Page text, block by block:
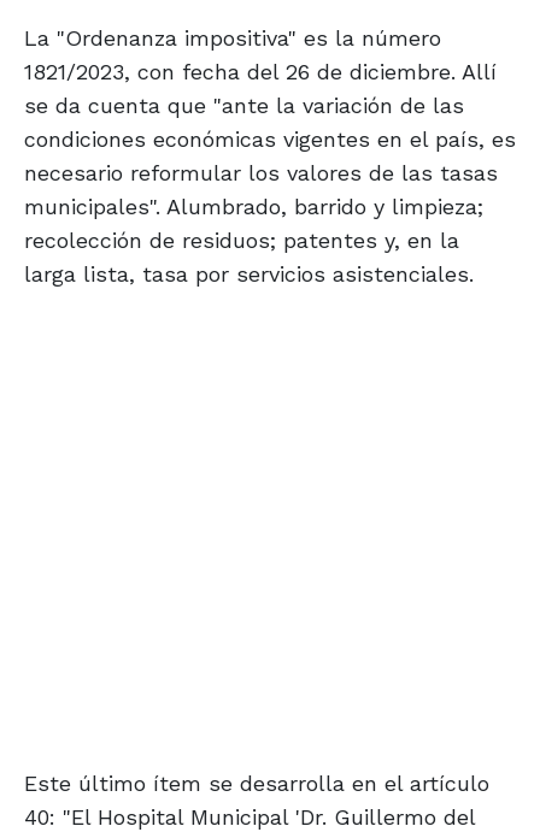
La "Ordenanza impositiva" es la número
1821/2023, con fecha del 26 de diciembre. Allí
se da cuenta que "ante la variación de las
condiciones económicas vigentes en el país, es
necesario reformular los valores de las tasas
municipales". Alumbrado, barrido y limpieza;
recolección de residuos; patentes y, en la
larga lista, tasa por servicios asistenciales.
Este último ítem se desarrolla en el artículo
40: "El Hospital Municipal 'Dr. Guillermo del